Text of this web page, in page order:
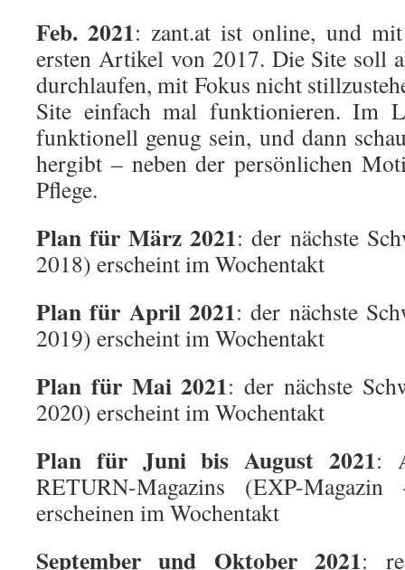
Feb. 2021: zant.at ist online, und
ersten Artikel von 2017. Die Site soll
durchlaufen, mit Fokus nicht
Site einfach mal funktionieren. Im
funktionell genug sein, und dann
hergibt – neben der persönlichen
Pflege.
Plan für März 2021: der nächste
2018) erscheint im Wochentakt
Plan für April 2021: der nächste
2019) erscheint im Wochentakt
Plan für Mai 2021: der nächste
2020) erscheint im Wochentakt
Plan für Juni bis August 2021:
RETURN-Magazins (EXP-
erscheinen im Wochentakt
September und Oktober 2021: